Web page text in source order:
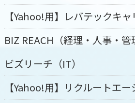
【Yahoo!用】レバテックキャ
BIZ REACH（経理・人事・管
ビズリーチ（IT）
【Yahoo!用】リクルートエー